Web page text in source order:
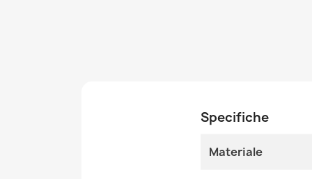
Specifiche
Materiale